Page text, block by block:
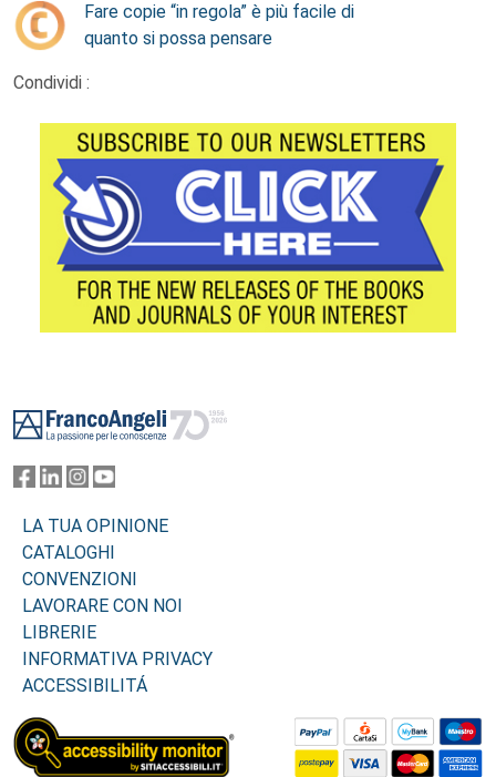
Fare copie “in regola” è più facile di
quanto si possa pensare
Condividi :
LA TUA OPINIONE
CATALOGHI
CONVENZIONI
LAVORARE CON NOI
LIBRERIE
INFORMATIVA PRIVACY
ACCESSIBILITÁ